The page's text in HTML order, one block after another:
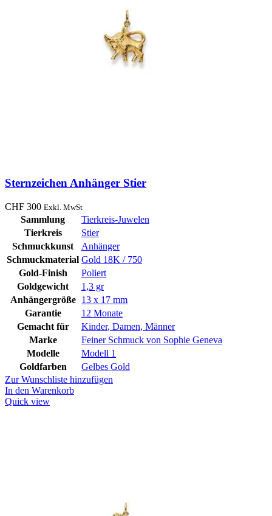
Sternzeichen Anhänger Stier
CHF 300 Exkl. MwSt
Sammlung
Tierkreis-Juwelen
Tierkreis
Stier
Schmuckkunst
Anhänger
Schmuckmaterial Gold 18K / 750
Gold-Finish
Poliert
Goldgewicht
1,3 gr
Anhängergröße
13 x 17 mm
Garantie
12 Monate
Gemacht für
Kinder, Damen, Männer
Marke
Feiner Schmuck von Sophie Geneva
Modelle
Modell 1
Goldfarben
Gelbes Gold
Zur Wunschliste hinzufügen
In den Warenkorb
Quick view